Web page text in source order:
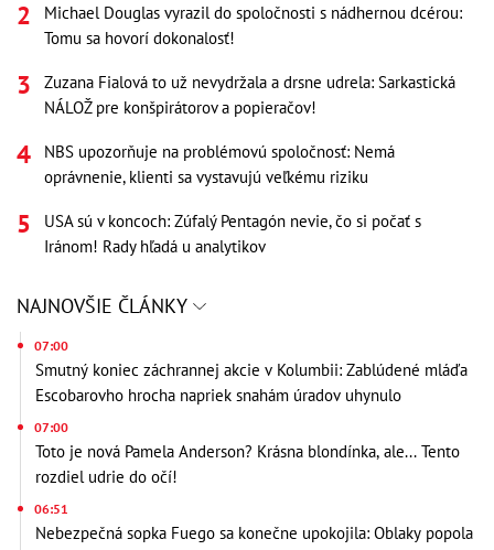
Michael Douglas vyrazil do spoločnosti s nádhernou dcérou:
Tomu sa hovorí dokonalosť!
Zuzana Fialová to už nevydržala a drsne udrela: Sarkastická
NÁLOŽ pre konšpirátorov a popieračov!
NBS upozorňuje na problémovú spoločnosť: Nemá
oprávnenie, klienti sa vystavujú veľkému riziku
USA sú v koncoch: Zúfalý Pentagón nevie, čo si počať s
Iránom! Rady hľadá u analytikov
NAJNOVŠIE ČLÁNKY
07:00
Smutný koniec záchrannej akcie v Kolumbii: Zablúdené mláďa
Escobarovho hrocha napriek snahám úradov uhynulo
07:00
Toto je nová Pamela Anderson? Krásna blondínka, ale... Tento
rozdiel udrie do očí!
06:51
Nebezpečná sopka Fuego sa konečne upokojila: Oblaky popola